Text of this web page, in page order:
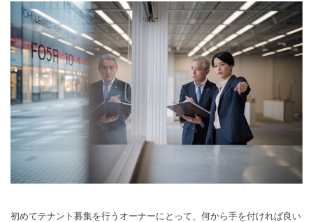
初めてテナント募集を行うオーナーにとって、何から手を付ければ良い